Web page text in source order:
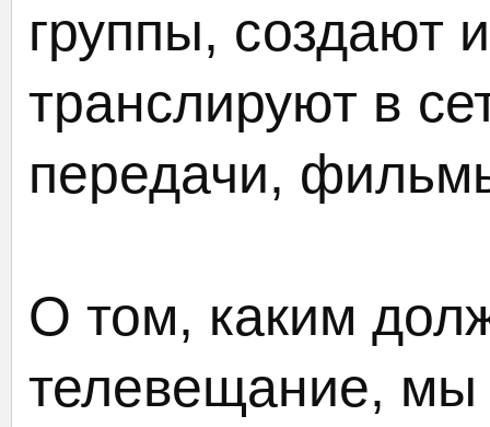
группы, создают
транслируют в
передачи,
О том, каким
телевещание, мы